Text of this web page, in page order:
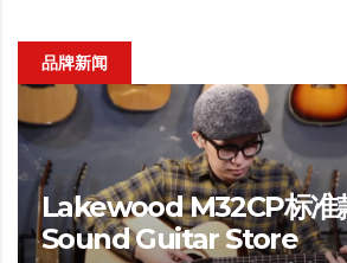
品牌新闻
Lakewood M32CP标准
Sound Guitar Store